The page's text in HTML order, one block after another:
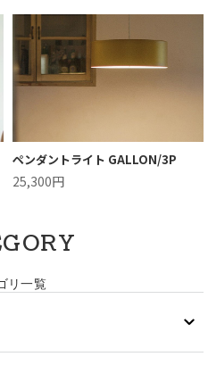
ペンダントライト GALLON/3P
25,300円
リ一覧